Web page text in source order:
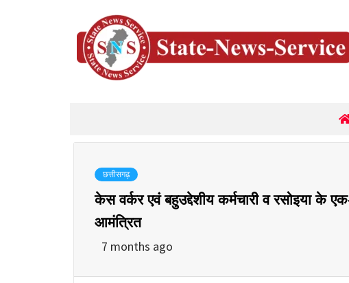
छत्तीसगढ़
केस वर्कर एवं बहुउद्देशीय कर्मचारी व रसोइया
आमंत्रित
7 months ago